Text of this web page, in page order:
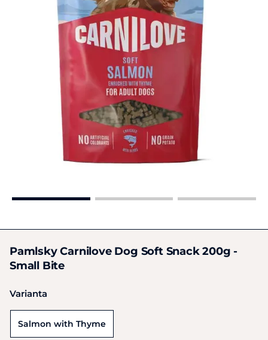
Pamlsky Carnilove Dog Soft Snack 200g -
Small Bite
Varianta
Salmon with Thyme